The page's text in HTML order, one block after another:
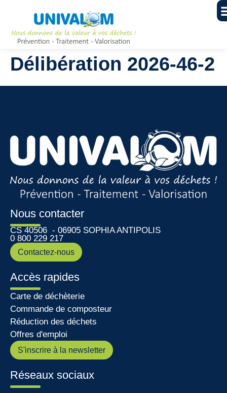
Délibération 2026-46-2
Nous contacter
CS 40506 - 06905 SOPHIA ANTIPOLIS
0 800 229 217
Contactez-nous
Accès rapides
Carte de déchèterie
Commande de composteur
Réduction des déchets
Offres d'emploi
S'inscrire à la newsletter
Réseaux sociaux